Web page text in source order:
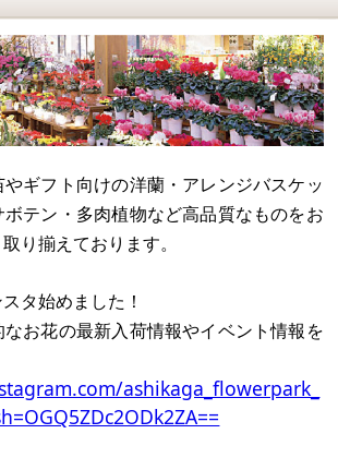
ギフト向けの洋蘭・アレンジバスケッ
ボテン・多肉植物など高品質なものをお
り揃えております。
タ始めました！
お花の最新入荷情報やイベント情報を
ashikaga_flowerpark_